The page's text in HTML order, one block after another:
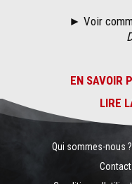
► Voir
EN SAVOIR
LIRE
Qui sommes-nous ?
Contact